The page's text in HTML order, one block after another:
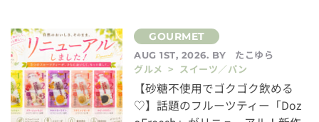
AUG 1ST, 2026. BY
たこゆら
グルメ > スイーツ／パン
【砂糖不使用でゴクゴク飲める
♡】話題のフルーツティー「Doz